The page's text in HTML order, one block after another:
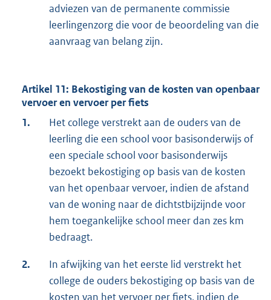
adviezen van de permanente commissie
leerlingenzorg die voor de beoordeling van die
aanvraag van belang zijn.
Artikel 11: Bekostiging van de kosten van openbaar
vervoer en vervoer per fiets
1.
Het college verstrekt aan de ouders van de
leerling die een school voor basisonderwijs of
een speciale school voor basisonderwijs
bezoekt bekostiging op basis van de kosten
van het openbaar vervoer, indien de afstand
van de woning naar de dichtstbijzijnde voor
hem toegankelijke school meer dan zes km
bedraagt.
2.
In afwijking van het eerste lid verstrekt het
college de ouders bekostiging op basis van de
kosten van het vervoer per fiets, indien de